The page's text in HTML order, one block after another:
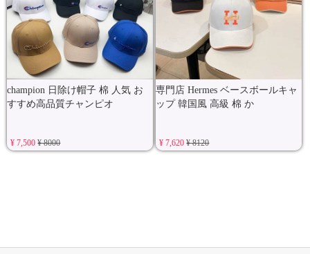
champion 日除け帽子 棉 人気 お
すすめ高品質チャンピオ
¥ 7,500¥ 8000
専門店 Hermes ベースボールキャ
ップ 韓国風 高級 棉 か
¥ 7,620¥ 8120